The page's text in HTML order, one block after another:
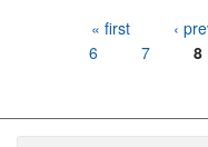
« first ‹
6
7 8